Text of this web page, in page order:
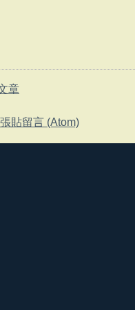
章
張貼留言 (Atom)